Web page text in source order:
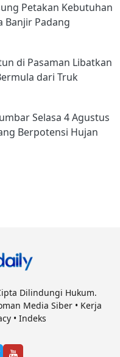
Petakan Kebutuhan
Banjir Padang
di Pasaman Libatkan
dari Truk
Selasa 4 Agustus
Berpotensi Hujan
Dilindungi Hukum.
Media Siber • Kerja
• Indeks